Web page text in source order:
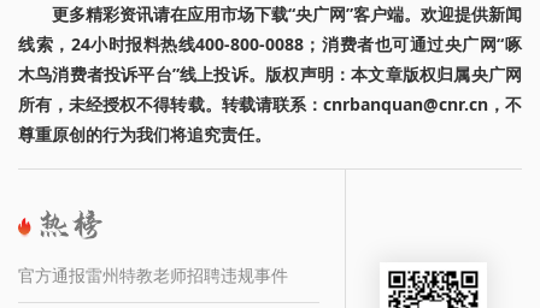
更多精彩资讯请在应用市场下载“央广网”客户端。欢迎提供新闻
线索，24小时报料热线400-800-0088；消费者也可通过央广网“啄
木鸟消费者投诉平台”线上投诉。版权声明：本文章版权归属央广网
所有，未经授权不得转载。转载请联系：cnrbanquan@cnr.cn，不
尊重原创的行为我们将追究责任。
官方通报雷州特教老师招聘违规事件